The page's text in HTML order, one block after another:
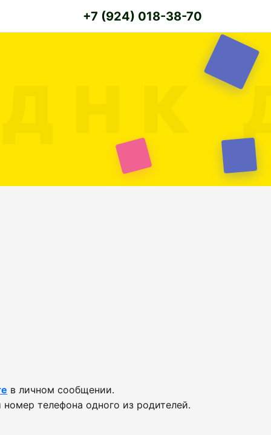
+7 (924) 018-38-70
в личном сообщении.
телефона одного из родителей.